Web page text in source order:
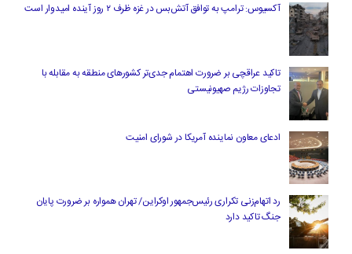
آکسیوس: ترامپ به توافق آتش‌بس در غزه ظرف ۲ روز آینده امیدوار است
تاکید عراقچی بر ضرورت اهتمام جدی‌تر کشورهای منطقه به مقابله با
تجاوزات رژیم صهیونیستی
ادعای معاون نماینده آمریکا در شورای امنیت
رد اتهام‌زنی تکراری رئیس‌جمهور اوکراین/ تهران همواره بر ضرورت پایان
جنگ تاکید دارد